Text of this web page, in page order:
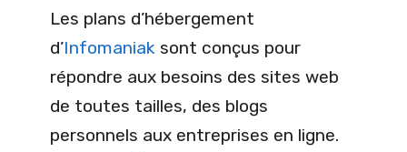
Les plans d’hébergement
d’Infomaniak sont conçus pour
répondre aux besoins des sites web
de toutes tailles, des blogs
personnels aux entreprises en ligne.